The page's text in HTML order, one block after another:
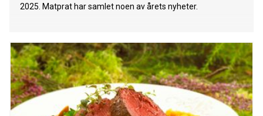
2025. Matprat har samlet noen av årets nyheter.